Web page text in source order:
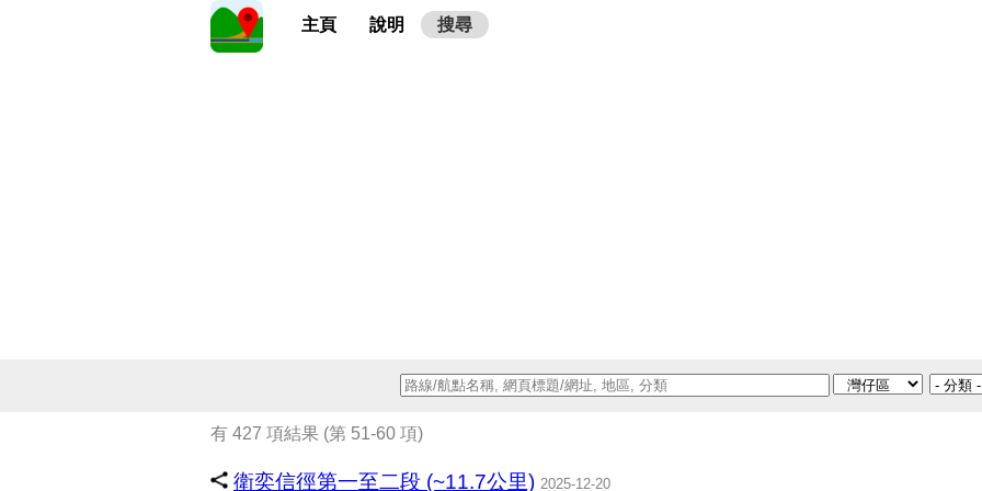
主頁 說明 搜尋
有 427 項結果 (第 51-60 項)
衛奕信徑第一至二段 (~11.7公里) 2025-12-20